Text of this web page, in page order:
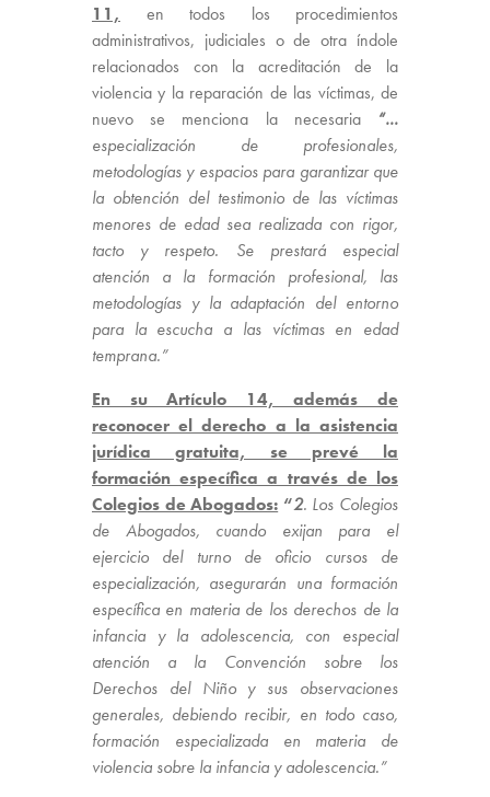
11, en todos los procedimientos
administrativos, judiciales o de otra índole
relacionados con la acreditación de la
violencia y la reparación de las víctimas, de
nuevo se menciona la necesaria
“…
especialización de profesionales,
metodologías y espacios para garantizar que
la obtención del testimonio de las víctimas
menores de edad sea realizada con rigor,
tacto y respeto. Se prestará especial
atención a la formación profesional, las
metodologías y la adaptación del entorno
para la escucha a las víctimas en edad
temprana.”
En su Artículo 14, además de
reconocer el derecho a la asistencia
jurídica gratuita, se prevé la
formación específica a través de los
Colegios de Abogados: “2. Los Colegios
de Abogados, cuando exijan para el
ejercicio del turno de oficio cursos de
especialización, asegurarán una formación
específica en materia de los derechos de la
infancia y la adolescencia, con especial
atención a la Convención sobre los
Derechos del Niño y sus observaciones
generales, debiendo recibir, en todo caso,
formación especializada en materia de
violencia sobre la infancia y adolescencia.”